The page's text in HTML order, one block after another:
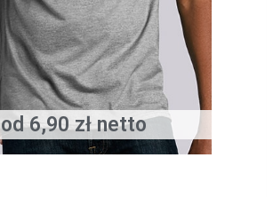
od 6,90 zł netto